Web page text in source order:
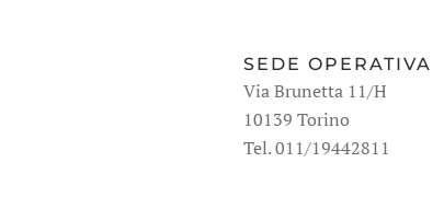
SEDE OPERATIVA
Via Brunetta 11/H
10139 Torino
Tel. 011/19442811